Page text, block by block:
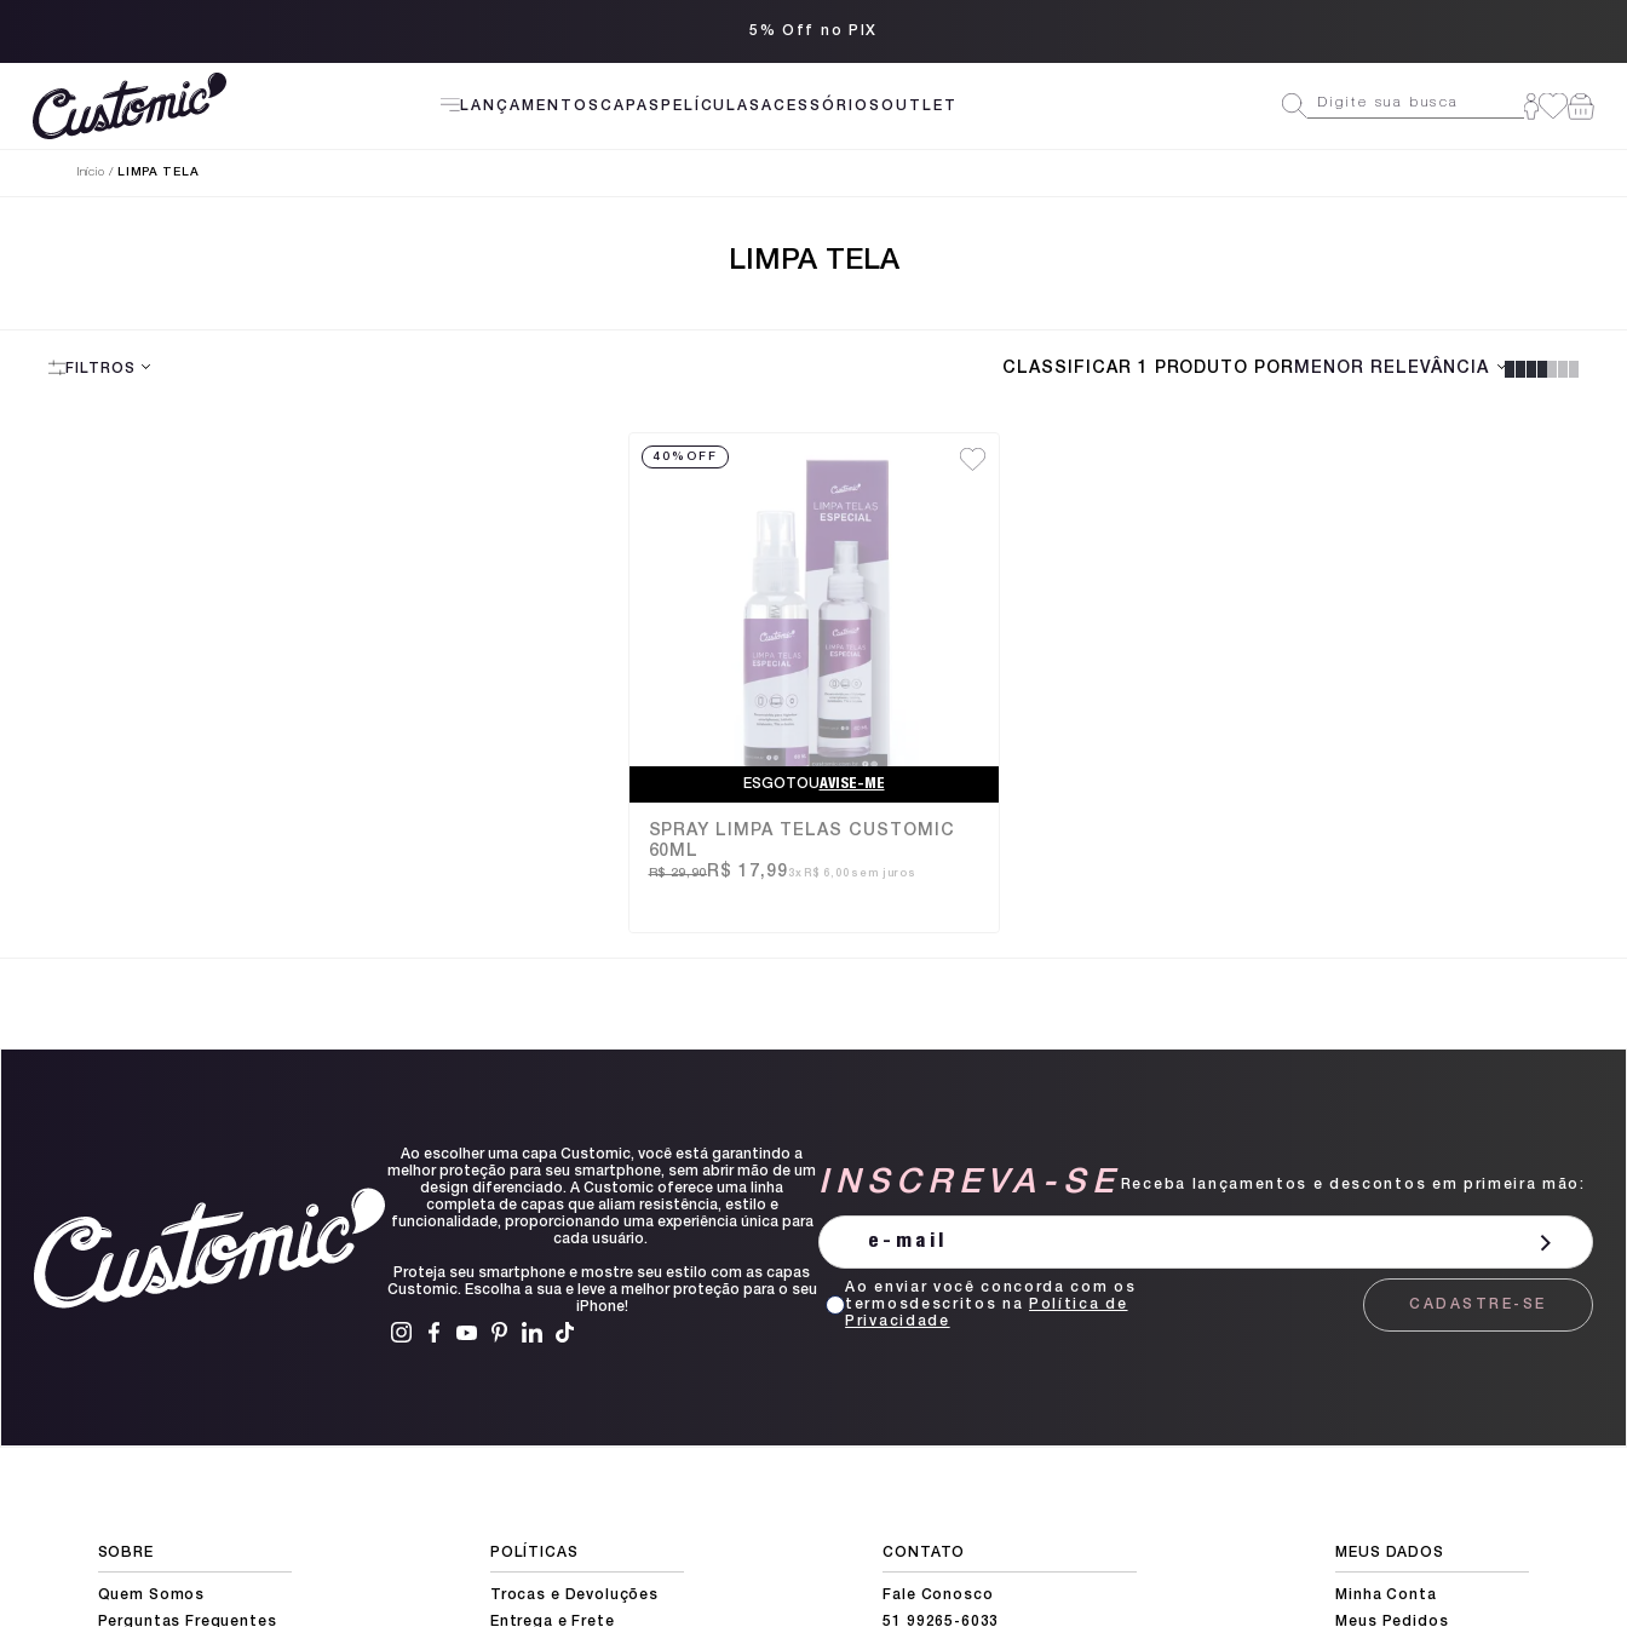
LANÇAMENTOS CAPAS PELÍCULASACESSÓRIOS OUTLET
Início LIMPA TELA
LIMPA TELA
FILTROS CLASSIFICAR 1 PRODUTO POR MENOR RELEVÂNCIA
40% OFF
ESGOTOUAVISE-ME
SPRAY LIMPA TELAS CUSTOMIC
60ML
R$ 29,90R$ 17,99 3x R$ 6,00 sem juros
Ao escolher uma capa Customic, você está garantindo a
melhor proteção para seu smartphone, sem abrir mão de um
design diferenciado. A Customic oferece uma linha
completa de capas que aliam resistência, estilo e
funcionalidade, proporcionando uma experiência única para
cada usuário.
Proteja seu smartphone e mostre seu estilo com as capas
Customic. Escolha a sua e leve a melhor proteção para o seu
iPhone!
INSCREVA-SE Receba lançamentos e descontos em primeira mão:
CADASTRE-SE
Ao enviar você concorda com os
termosdescritos na
Política de
Privacidade
SOBRE
Quem Somos
Perguntas Frequentes
POLÍTICAS
Trocas e Devoluções
Entrega e Frete
CONTATO
Fale Conosco
51 99265-6033
MEUS DADOS
Minha Conta
Meus Pedidos